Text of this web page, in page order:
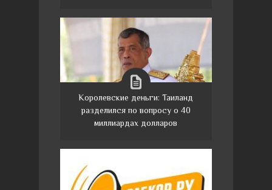
Королевские деньги: Таиланд
разделился по вопросу о 40
миллиардах долларов